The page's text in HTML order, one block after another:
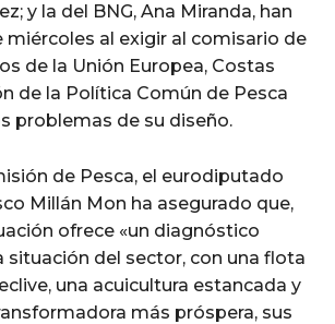
y la del BNG, Ana Miranda, han
miércoles al exigir al comisario de
de la Unión Europea, Costas
de la Política Común de Pesca
problemas de su diseño.
de Pesca, el eurodiputado
Millán Mon ha asegurado que,
ofrece «un diagnóstico
situación del sector, con una flota
una acuicultura estancada y
más próspera, sus